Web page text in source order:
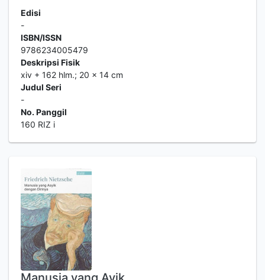
Edisi
-
ISBN/ISSN
9786234005479
Deskripsi Fisik
xiv + 162 hlm.; 20 x 14 cm
Judul Seri
-
No. Panggil
160 RIZ i